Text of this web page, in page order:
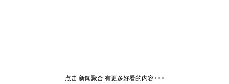
点击 新闻聚合有更多好看的内容>>>